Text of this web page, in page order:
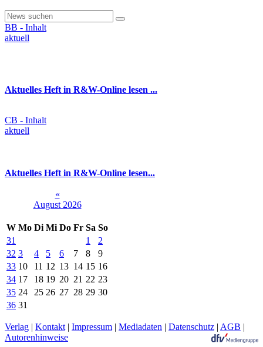
BB - Inhalt
aktuell
Aktuelles Heft in R&W-Online lesen ...
CB - Inhalt
aktuell
Aktuelles Heft in R&W-Online lesen...
«
August 2026
W Mo Di Mi Do Fr Sa So
31
1
2
32 3 4 5 6 7 8
9
33 10 11 12 13 14 15 16
34 17 18 19 20 21 22 23
35 24 25 26 27 28 29 30
36 31
Verlag | Kontakt | Impressum | Mediadaten | Datenschutz | AGB |
Autorenhinweise